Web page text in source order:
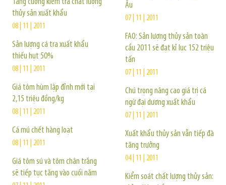
thủy sản xuất khẩu
08 | 11 | 2011
Sản lượng cá tra xuất khẩu
thiếu hụt 50%
08 | 11 | 2011
Giá tôm hùm lập đỉnh mới tại
2,15 triệu đồng/kg
08 | 11 | 2011
Cá mú chết hàng loạt
08 | 11 | 2011
Giá tôm sú và tôm chân trắng
sẽ tiếp tục tăng vào cuối năm
Âu
07 | 11 | 2011
FAO: Sản lượng thủy sản toàn
cầu 2011 sẽ đạt kỉ lục 152 triệu
tấn
07 | 11 | 2011
Chú trọng nâng cao giá trị cá
ngừ đại dương xuất khẩu
07 | 11 | 2011
Xuất khẩu thủy sản vẫn tiếp đà
tăng trưởng
04 | 11 | 2011
Kiểm soát chất lượng thủy sản: